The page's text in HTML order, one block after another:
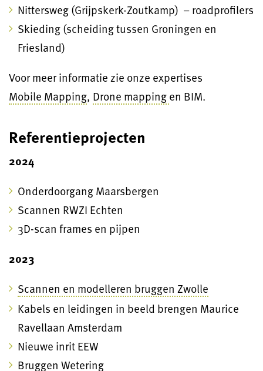
Nittersweg (Grijpskerk-Zoutkamp) – roadprofilers
Skieding (scheiding tussen Groningen en
Friesland)
Voor meer informatie zie onze expertises
Mobile Mapping, Drone mappingen BIM.
Referentieprojecten
2024
Onderdoorgang Maarsbergen
Scannen RWZI Echten
3D-scan frames en pijpen
2023
Scannen en modelleren bruggen Zwolle
Kabels en leidingen in beeld brengen Maurice
Ravellaan Amsterdam
Nieuwe inrit EEW
Bruggen Wetering